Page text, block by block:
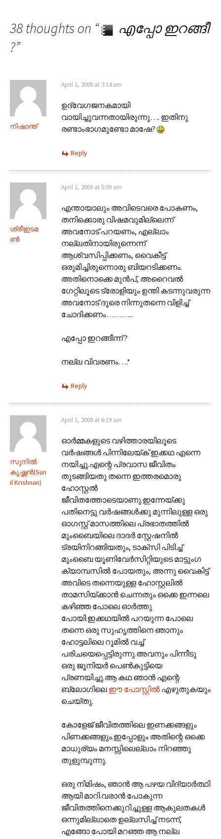
38 thoughts on “
എപ്പോ ഇറങ്ങീ
?”
നിഷാന്ത്
April 1, 2009 at 3:14 am
ഉദ്വേഗജനകമായി
വായിച്ചുവന്നതായിരുന്നു…. ഇതിനു
രണ്ടാംഭാഗമുണ്ടോ മാഷേ?
Reply
ശ്രീഇടമ
ൺ
April 1, 2009 at 5:09 am
എന്തായാലും അവിടെവരെ പോകണം,
തനിക്കൊരു വിഷമവുമില്ലെന്ന്
അവനോട് പറയണം, എല്ലാം
നല്ലതിനായിരുന്നെന്ന്
ആശ്വസിപ്പിക്കണം, വൈകീട്ട്
ഒരുമിച്ചിരുന്നൊരു ബിയറടിക്കണം.
അതിനൊക്കെ മുന്‍പ്, അറൈവല്‍
ഗേറ്റിലൂടെ ട്രോളിയും ഉന്തി കടന്നുവരുന്ന
അവനോട് ദൂരെ നിന്നുതന്നെ വിളിച്ച്
ചോദിക്കണം………..
എപ്പോ ഇറങ്ങീന്ന് ?
നല്ല വിവരണം….*
Reply
സുനിൽ
കൃഷ്ണൻ(Sun
il Krishnan)
April 1, 2009 at 6:19 am
ഓർമ്മകളുടെ വഴിത്താരയിലൂടെ
വർഷങ്ങൾ പിന്നിലേയ്ക് ഇക്കഥ എന്നെ
നയിച്ചു.എന്റെ പ്രവാസ ജീവിതം
തുടങ്ങിയതു തന്നെ ഇത്തരമൊരു
ഹോസ്റ്റൽ
ജീവിതത്തോടെയാണു.ഇന്നേയ്ക്കു
പതിനെട്ടു വർഷങ്ങൾക്കു മുന്നിലുള്ള ഒരു
ഓഗസ്റ്റ് മാസത്തിലെ പ്രഭാതത്തിൽ
മുംബൈയിലെ ദാദർ സ്റ്റേഷനിൽ
ട്രയിനിറങ്ങിയതും, ടാക്സി പിടിച്ച്
മുംബൈ യൂണിവേർസിറ്റിയുടെ മാട്ടുംഗ
ക്യാമ്പസിൽ പോയതും, അന്നു വൈകിട്ട്
അവിടെ തന്നെയുള്ള ഹോസ്റ്റലിൽ
താമസിയ്ക്കാൻ ചെന്നതും ഒക്കെ ഇന്നലെ
കഴിഞ്ഞ പോലെ ഓർത്തു
പോയി.ഇക്കഥയിൽ പറയുന്ന പോലെ
തന്നെ ഒരു സുഹൃത്തിനെ ഞാനും
ഹോട്ടലിലെ റൂമിൽ വച്ച്
പരിചയെപ്പെട്ടിരുന്നു.അവനും പിന്നീടു
ഒരു ജൂനിയർ പെൺകുട്ടിയെ
പ്രണയിച്ചു.ആ കഥ ഞാൻ എന്റെ
ബ്ലോഗിലെ ഈ പോസ്റ്റിൽ എഴുതുകയും
ചെയ്തു.
കോളേജ് ജീവിതത്തിലെ ഇണക്കങ്ങളും
പിണക്കങ്ങളും.ഇപ്പോളും അതിന്റെ ഒക്കെ
മാധുര്യം മനസ്സിലെല്ലാം നിറഞ്ഞു
തുളുമ്പുന്നു.
ഒരു നിമിഷം, ഞാൻ ആ പഴയ വിദ്യാർത്ഥി
ആയി മാറി.വരാൻ പോകുന്ന
ജീവിതത്തിനെക്കുറിച്ചുള്ള ആകുലതകൾ
ഒന്നുമില്ലാതെ ഉല്ലസിച്ച് നടന്ന്,
എങ്ങോ പോയി മറഞ്ഞ ആ നല്ല